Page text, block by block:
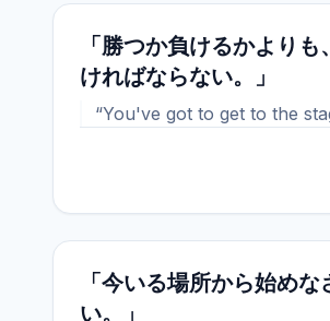
「勝つか負けるかより
ければならない。」
“You've got to get to the
「今いる場所から始め
い。」